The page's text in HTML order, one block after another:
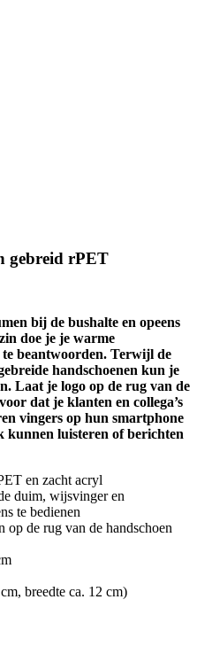
gebreid rPET
bij de bushalte en opeens
doe je je warme
beantwoorden. Terwijl de
handschoenen kun je
Laat je logo op de rug van de
dat je klanten en collega’s
vingers op hun smartphone
kunnen luisteren of berichten
en zacht acryl
duim, wijsvinger en
te bedienen
de rug van de handschoen
breedte ca. 12 cm)